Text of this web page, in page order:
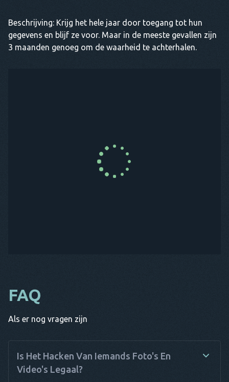
Beschrijving: Krijg het hele jaar door toegang tot hun
gegevens en blijf ze voor. Maar in de meeste gevallen zijn
3 maanden genoeg om de waarheid te achterhalen.
KOOP NU
FAQ
Als er nog vragen zijn
Is Het Hacken Van Iemands Foto's En
Video's Legaal?